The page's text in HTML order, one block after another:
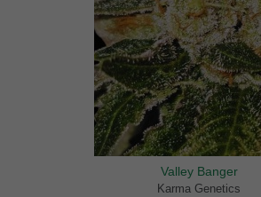
Valley Banger
Karma Genetics